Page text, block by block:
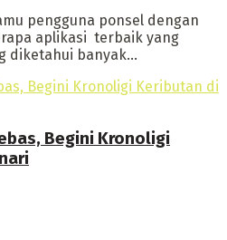
pengguna ponsel dengan
aplikasi terbaik yang
diketahui banyak...
Begini Kronoligi